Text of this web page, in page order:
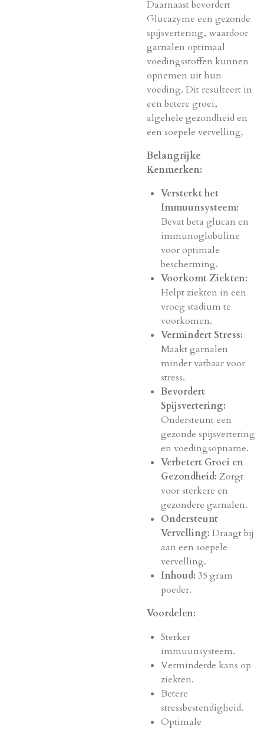
Daarnaast bevordert
Glucazyme een gezonde
spijsvertering, waardoor
garnalen optimaal
voedingsstoffen kunnen
opnemen uit hun
voeding. Dit resulteert in
een betere groei,
algehele gezondheid en
een soepele vervelling.
Belangrijke
Kenmerken:
Versterkt het
Immuunsysteem:
Bevat beta glucan en
immunoglobuline
voor optimale
bescherming.
Voorkomt Ziekten:
Helpt ziekten in een
vroeg stadium te
voorkomen.
Vermindert Stress:
Maakt garnalen
minder vatbaar voor
stress.
Bevordert
Spijsvertering:
Ondersteunt een
gezonde spijsvertering
en voedingsopname.
Verbetert Groei en
Gezondheid: Zorgt
voor sterkere en
gezondere garnalen.
Ondersteunt
Vervelling: Draagt bij
aan een soepele
vervelling.
Inhoud: 35 gram
poeder.
Voordelen:
Sterker
immuunsysteem.
Verminderde kans op
ziekten.
Betere
stressbestendigheid.
Optimale